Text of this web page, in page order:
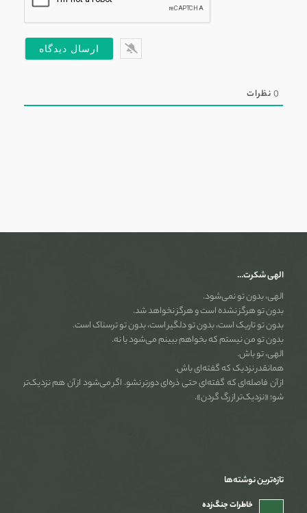
0نظرات
الهی شکرت…
الهی، بدون تو نمی‌شود.
بدون تو هرگز نشده است و هرگز نخواهد شد.
بدون تو تاریک است، بدون تو دلگیر است، بدون تو ترسناک است.
بدون تو من نیستم که بخواهم ببینم می‌شود یا نه.
الهی، تو باش.
همانقدر نزدیک که گفته‌ای باش.
از آن فاصله‌ای که گفته‌ای حتی ذره‌ای دورتر نشو. اگر می‌شود از آن هم نزدیک‌تر
شو؛ «نزدیک‌تر از رگ گردن».
تازه‌ترین نوشته‌ها
خاطرات جنگ‌‌زده